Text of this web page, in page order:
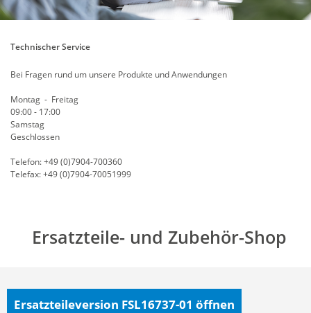
Technischer Service
Bei Fragen rund um unsere Produkte und Anwendungen
Montag - Freitag
09:00 - 17:00
Samstag
Geschlossen
Telefon: +49 (0)7904-700360
Telefax: +49 (0)7904-70051999
Ersatzteile- und Zubehör-Shop
Ersatzteileversion FSL16737-01 öffnen